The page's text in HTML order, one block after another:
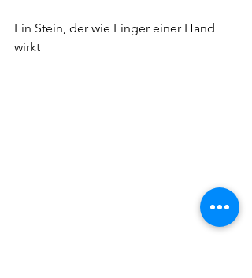
Ein Stein, der wie Finger einer Hand
wirkt